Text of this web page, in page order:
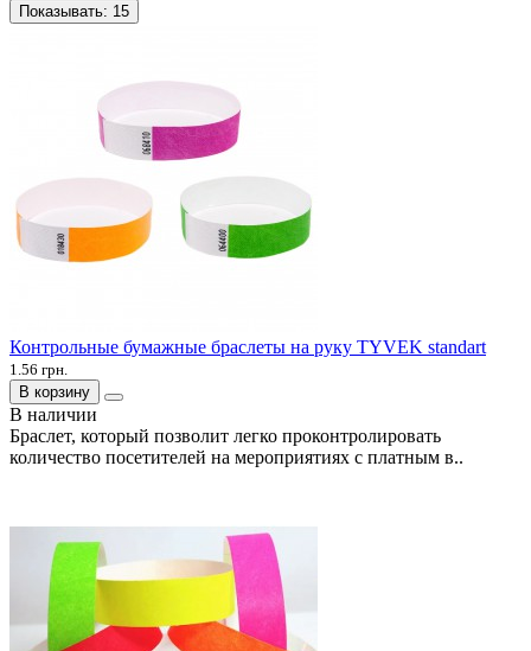
Показывать: 15
Контрольные бумажные браслеты на руку TYVEK standart
1.56 грн.
В корзину
В наличии
Браслет, который позволит легко проконтролировать
количество посетителей на мероприятиях с платным в..